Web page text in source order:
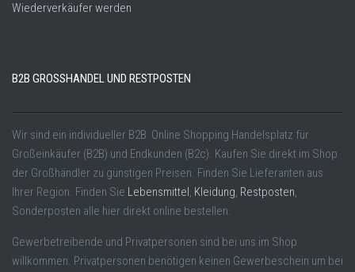
Wiederverkäufer werden
B2B GROSSHANDEL UND RESTPOSTEN
Wir sind ein individueller B2B Online Shopping Handelsplatz für
Großeinkäufer (B2B) und Endkunden (B2c). Kaufen Sie direkt im Shop
der Großhändler zu günstigen Preisen. Finden Sie Lieferanten aus
Ihrer Region. Finden Sie Lebensmittel , Kleidung, Restposten,
Sonderposten alle hier direkt online bestellen.
Gewerbetreibende und Privatpersonen sind bei uns im Shop
willkommen. Privatpersonen benötigen keinen Gewerbeschein um bei